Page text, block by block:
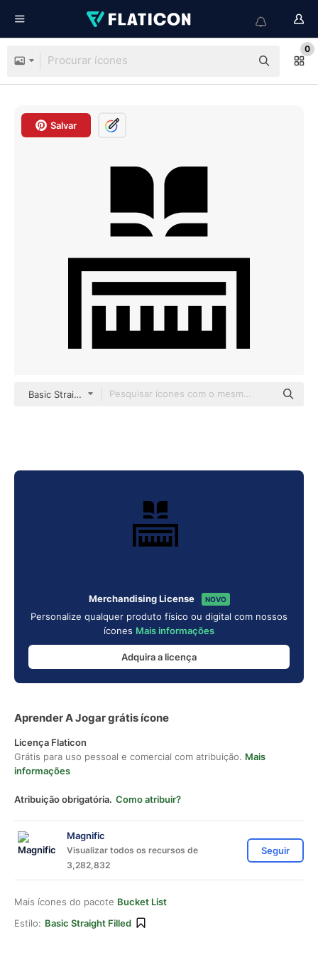
0
Salvar
Basic Straight Filled
Merchandising License NOVO
Personalize qualquer produto físico ou digital com nossos
ícones Mais informações
Adquira a licença
Aprender A Jogar grátis ícone
Licença Flaticon
Grátis para uso pessoal e comercial com atribuição. Mais
informações
Atribuição obrigatória. Como atribuir?
Magnific
Visualizar todos os recursos de
3,282,832
Seguir
Mais ícones do pacote Bucket List
Estilo: Basic Straight Filled